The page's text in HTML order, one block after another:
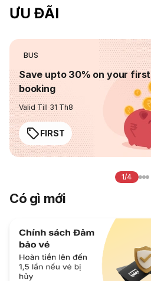
ƯU ĐÃI
BUS
Save upto 30% on your first
booking
Valid Till 31 Th8
FIRST
1/4
Có gì mới